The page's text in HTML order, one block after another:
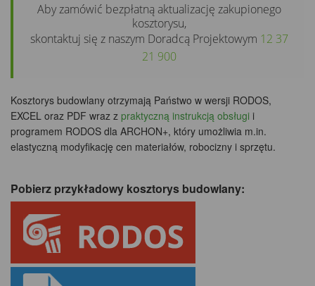
Aby zamówić bezpłatną aktualizację zakupionego
kosztorysu,
skontaktuj się z naszym Doradcą Projektowym 12 37
21 900
Kosztorys budowlany otrzymają Państwo w wersji RODOS,
EXCEL oraz PDF wraz z praktyczną instrukcją obsługi i
programem RODOS dla ARCHON+, który umożliwia m.in.
elastyczną modyfikację cen materiałów, robocizny i sprzętu.
Pobierz przykładowy kosztorys budowlany: